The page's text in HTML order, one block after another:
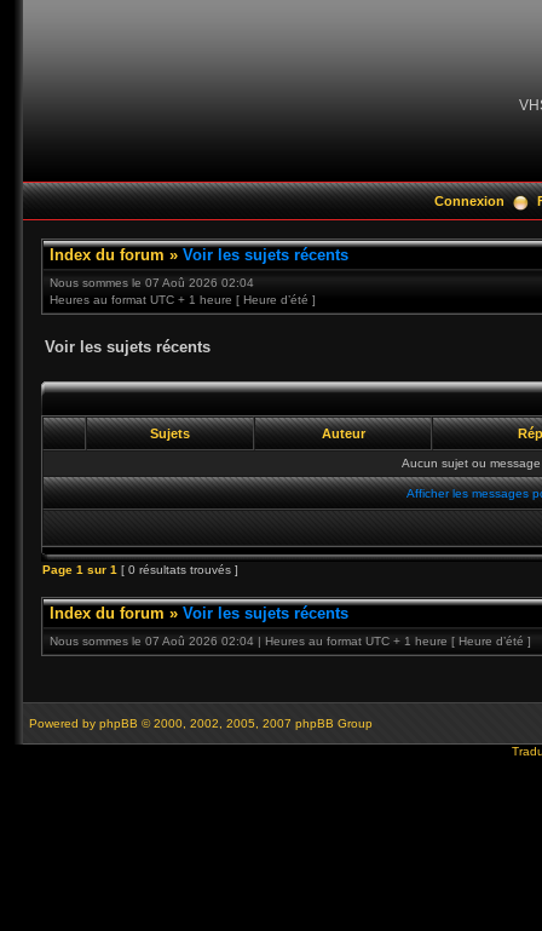
Connexion
Index du forum » Voir les sujets récents
Nous sommes le 07 Aoû 2026 02:04
Heures au format UTC + 1 heure [ Heure d’été ]
Voir les sujets récents
Sujets Auteur
Aucun sujet ou
Afficher les messages
Page 1 sur 1 [ 0 résultats trouvés ]
Index du forum » Voir les sujets récents
Nous sommes le 07 Aoû 2026 02:04 | Heures au format UTC + 1 heure [ Heure d’été ]
Powered by phpBB © 2000, 2002, 2005, 2007 phpBB Group